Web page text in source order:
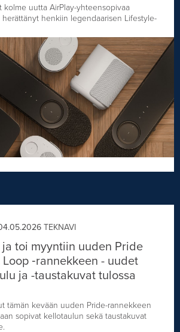
kolme uutta AirPlay-yhteensopivaa
herättänyt henkiin legendaarisen Lifestyle-
TEKNAVI
toi myyntiin uuden Pride
‑rannekkeen - uudet
ja -taustakuvat tulossa
tämän kevään uuden Pride-rannekkeen
sopivat kellotaulun sekä taustakuvat